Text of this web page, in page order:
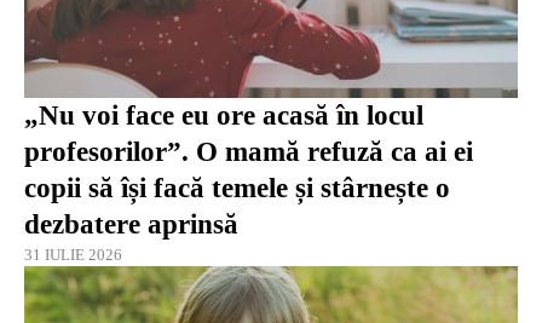
„Nu voi face eu ore acasă în locul
profesorilor”. O mamă refuză ca ai ei
copii să își facă temele și stârnește o
dezbatere aprinsă
31 IULIE 2026